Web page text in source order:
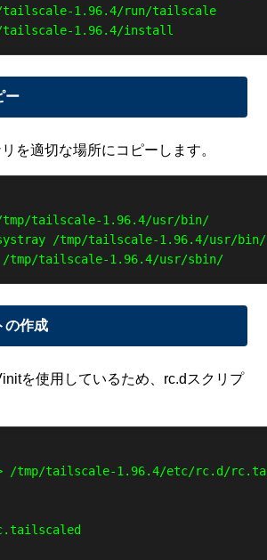
tailscale-1.96.4/run/tailscale
ー
を適切な場所にコピーします。
tailscale-1.96.4/usr/bin/
/tmp/tailscale-1.96.4/usr/bin/
の作成
を使用しているため、rc.dスクリプ
/tmp/tailscale-1.96.4/etc/rc.d/